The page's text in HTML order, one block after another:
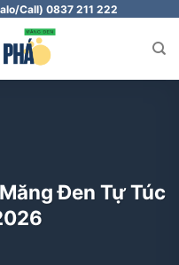
Call) 0837 211 222
Đen Tự Túc